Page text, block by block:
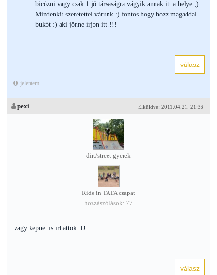
bicózni vagy csak 1 jó társaságra vágyik annak itt a helye ;)
Mindenkit szeretettel várunk :) fontos hogy hozz magaddal
bukót :) aki jönne írjon itt!!!!
jelentem
Elküldve: 2011.04.21. 21:36
pexi
dirt/street gyerek
Ride in TATA csapat
hozzászólások: 77
vagy képnél is írhattok :D